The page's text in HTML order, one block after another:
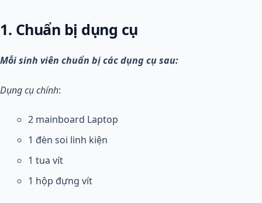
1. Chuẩn bị dụng cụ
Mỗi sinh viên chuẩn bị các dụng cụ sau:
Dụng cụ chính:
2 mainboard Laptop
1 đèn soi linh kiện
1 tua vít
1 hộp đựng vít